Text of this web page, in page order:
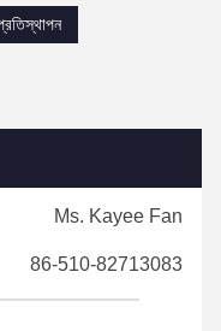
Ms. Kayee Fan
86-510-82713083